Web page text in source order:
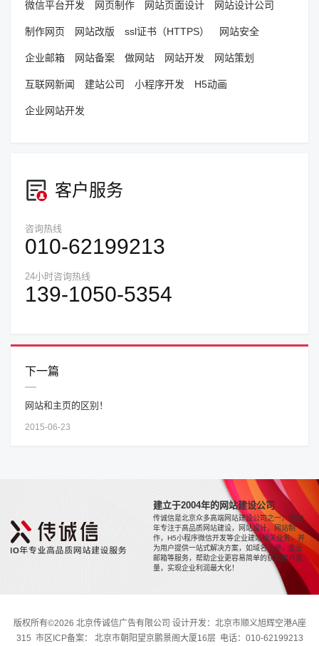
微信平台开发 网页制作 网站页面设计 网站设计公司
制作网页 网站改版 ssl证书（HTTPS） 网站安全
企业邮箱 网站备案 做网站 网站开发 网站策划
互联网新闻 建站公司 小程序开发 H5动画
企业网站开发
客户服务
咨询热线
010-62199213
24小时咨询热线
139-1050-5354
下一篇
网站和主页的区别！
2015-06-23
建立于2004年的网站建设公司
传诚信是北京众多高端网站建设公司之一，近20
年专注于高品质网站建设，网站设计，网站制
作，H5小程序微信开发等企业建站相关业务，并
为用户提供一站式解决方案，如域名注册，企业
邮箱等服务，帮助企业更容易简单的获取用户流
量，实现企业利润最大化！
版权所有©2026 北京传诚信广告有限公司 设计开发：北京市顺义旭辉空港A座
315 市区ICP备案： 北京市朝阳望京鹏景阁大厦16层 电话：010-62199213